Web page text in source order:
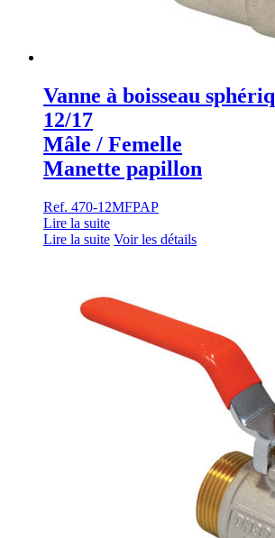
Vanne à boisseau
12/17
Mâle / Femelle
Manette papillon
Ref. 470-12MFPAP
Lire la suite
Lire la suite Voir les détails